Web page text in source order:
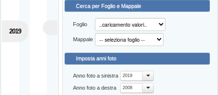
2019
Cerca per Foglio e Mappale
Foglio
Mappale
Imposta anni foto
Anno foto a sinistra 2019
Anno foto a destra 2008